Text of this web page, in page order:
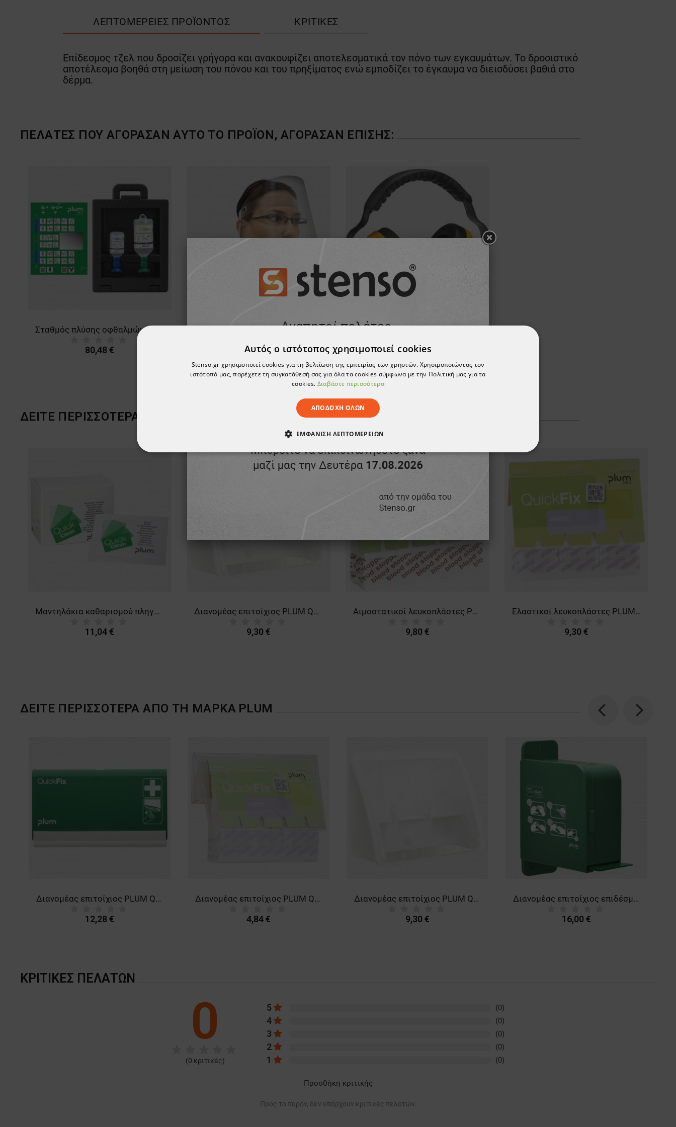
ΛΕΠΤΟΜΈΡΕΙΕΣ ΠΡΟΪΌΝΤΟΣ ΚΡΙΤΙΚΈΣ
Επίδεσμος τζελ που δροσίζει γρήγορα και ανακουφίζει αποτελεσματικά τον πόνο των εγκαυμάτων. Το δροσιστικό
αποτέλεσμα βοηθά στη μείωση του πόνου και του πρηξίματος ενώ εμποδίζει το έγκαυμα να διεισδύσει βαθιά στο
δέρμα.
ΠΕΛΆΤΕΣ ΠΟΥ ΑΓΌΡΑΣΑΝ ΑΥΤΌ ΤΟ ΠΡΟΪΌΝ, ΑΓΌΡΑΣΑΝ ΕΠΊΣΗΣ:
80,48 € 5,27 € 4,22 €
ΔΕΊΤΕ ΠΕΡΙΣΣΌΤΕΡΑ
Μαντηλάκια καθαρισμού πληγών PLUM QUICKCLEAN BOX
11,04 €
Διανομέας επιτοίχιος PLUM QUICKFIX UNO
9,30 €
Αιμοστατικοί λευκοπλάστες PLUM QUICKFIX REFILL
9,80 €
Ελαστικοί λευκοπλάστες PLUM QUICKFIX REFILL
9,30 €
ΔΕΙΤΕ ΠΕΡΙΣΣΟΤΕΡΑ ΑΠΟ ΤΗ ΜΑΡΚΑ PLUM
Previous
Διανομέας επιτοίχιος PLUM QUICKFIX DUO
12,28 €
Διανομέας επιτοίχιος PLUM QUICKFIX SOLO
4,84 €
Διανομέας επιτοίχιος PLUM QUICKFIX UNO
9,30 €
Διανομέας επιτοίχιος επιδέσμων PLUM QUICKSOFT
16,00 €
Next
ΚΡΙΤΙΚΈΣ ΠΕΛΑΤΏΝ
0
(0 κριτικές)
5 (0)
4 (0)
3 (0)
2 (0)
1 (0)
Προσθήκη κριτικής
Προς το παρόν, δεν υπάρχουν κριτικές πελατών.
Αυτός ο ιστότοπος χρησιμοποιεί cookies
Stenso.gr χρησιμοποιεί cookies για τη βελτίωση της εμπειρίας των χρηστών. Χρησιμοποιώντας τον
ιστότοπό μας, παρέχετε τη συγκατάθεσή σας για όλα τα cookies σύμφωνα με την Πολιτική μας για τα
cookies. Διαβάστε περισσότερα
ΑΠΟΔΟΧΉ ΌΛΩΝ
ΕΜΦΆΝΙΣΗ ΛΕΠΤΟΜΕΡΕΙΏΝ
ΑΠΟΛΎΤΩΣ ΑΠΑΡΑΊΤΗΤΑ ΑΠΌΔΟΣΗΣ ΣΤΌΧΕΥΣΗΣ ΛΕΙΤΟΥΡΓΙΚΌΤΗΤΑΣ